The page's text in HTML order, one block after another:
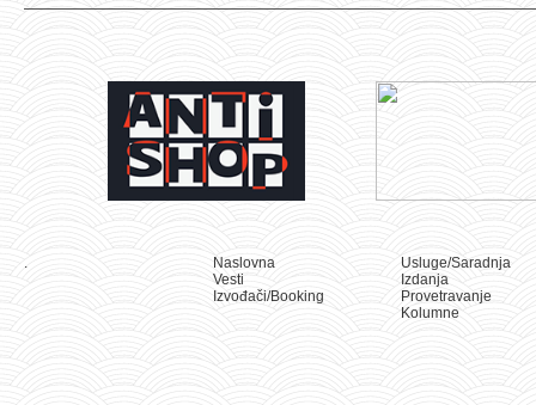
Naslovna
Vesti
Izvođači/Booking
Usluge/Saradnja
Izdanja
Provetravanje
Kolumne